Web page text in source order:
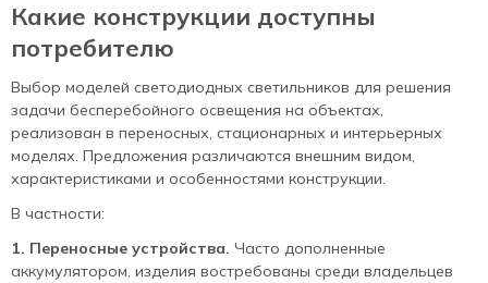
Какие конструкции доступны
потребителю
Выбор моделей светодиодных светильников для решения
задачи бесперебойного освещения на объектах,
реализован в переносных, стационарных и интерьерных
моделях. Предложения различаются внешним видом,
характеристиками и особенностями конструкции.
В частности:
1. Переносные устройства. Часто дополненные
аккумулятором, изделия востребованы среди владельцев